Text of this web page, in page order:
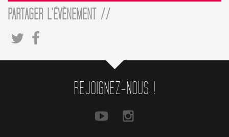
PARTAGER L'ÉVÈNEMENT //
REJOIGNEZ-NOUS !